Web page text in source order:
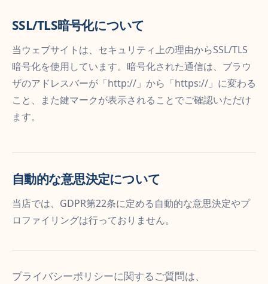
SSL/TLS暗号化について
当ウェブサイトは、セキュリティ上の理由からSSL/TLS
暗号化を使用しています。暗号化された通信は、ブラウ
ザのアドレスバーが「http://」から「https://」に変わる
こと、また鍵マークが表示されることでご確認いただけ
ます。
自動的な意思決定について
当店では、GDPR第22条に定める自動的な意思決定やプ
ロファイリングは行っておりません。
プライバシーポリシーに関するご質問は、